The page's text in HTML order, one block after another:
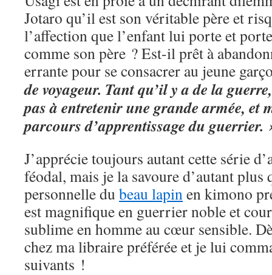
Jotaro qu’il est son véritable père et
l’affection que l’enfant lui porte et
comme son père ? Est-il prêt à
errante pour se consacrer au jeune
de voyageur. Tant qu’il y a de la
pas à entretenir une grande armée, et
parcours d’apprentissage du guerrier.
J’apprécie toujours autant cette série
féodal, mais je la savoure d’autant plus
personnelle du beau lapinen kimono
est magnifique en guerrier noble et
sublime en homme au cœur sensible.
chez ma libraire préférée et je lui
suivants !